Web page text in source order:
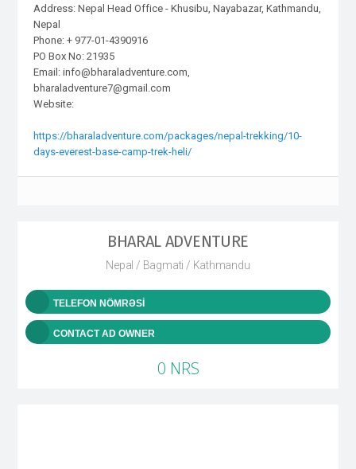
Address: Nepal Head Office - Khusibu, Nayabazar, Kathmandu,
Nepal
Phone: + 977-01-4390916
PO Box No: 21935
Email: info@bharaladventure.com,
bharaladventure7@gmail.com
Website:
https://bharaladventure.com/packages/nepal-trekking/10-
days-everest-base-camp-trek-heli/
BHARAL ADVENTURE
Nepal / Bagmati / Kathmandu
TELEFON NÖMRƏSI
CONTACT AD OWNER
0 NRS